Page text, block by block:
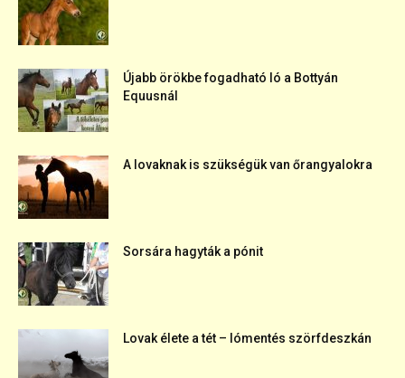
Újabb örökbe fogadható ló a Bottyán
Equusnál
A lovaknak is szükségük van őrangyalokra
Sorsára hagyták a pónit
Lovak élete a tét – lómentés szörfdeszkán